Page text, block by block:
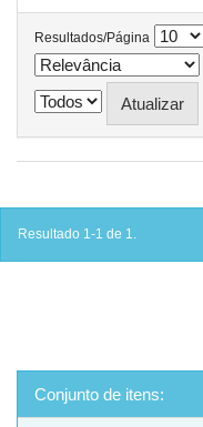
Resultados/Página
Resultado 1-1 de 1.
Conjunto de itens: